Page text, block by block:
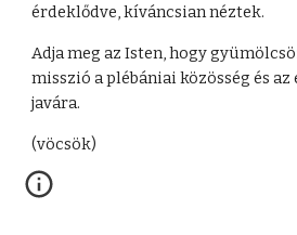
érdeklődve, kíváncsian néztek.
Adja meg az Isten, hogy
misszió a plébániai közösség és az
javára.
(vöcsök)